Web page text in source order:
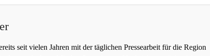
seit vielen Jahren mit der täglichen Pressearbeit für die Region